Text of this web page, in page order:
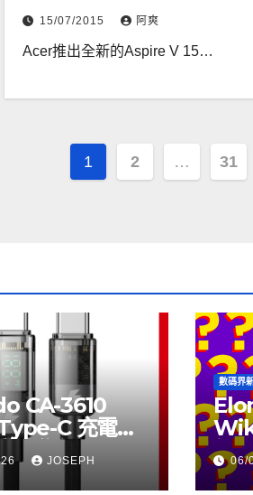
15/07/2015 阿爽
Acer推出全新的Aspire V 15…
文
1 2 … 31
CA-3610
C 充電線
，售價
JOSEPH
數碼界
個06/